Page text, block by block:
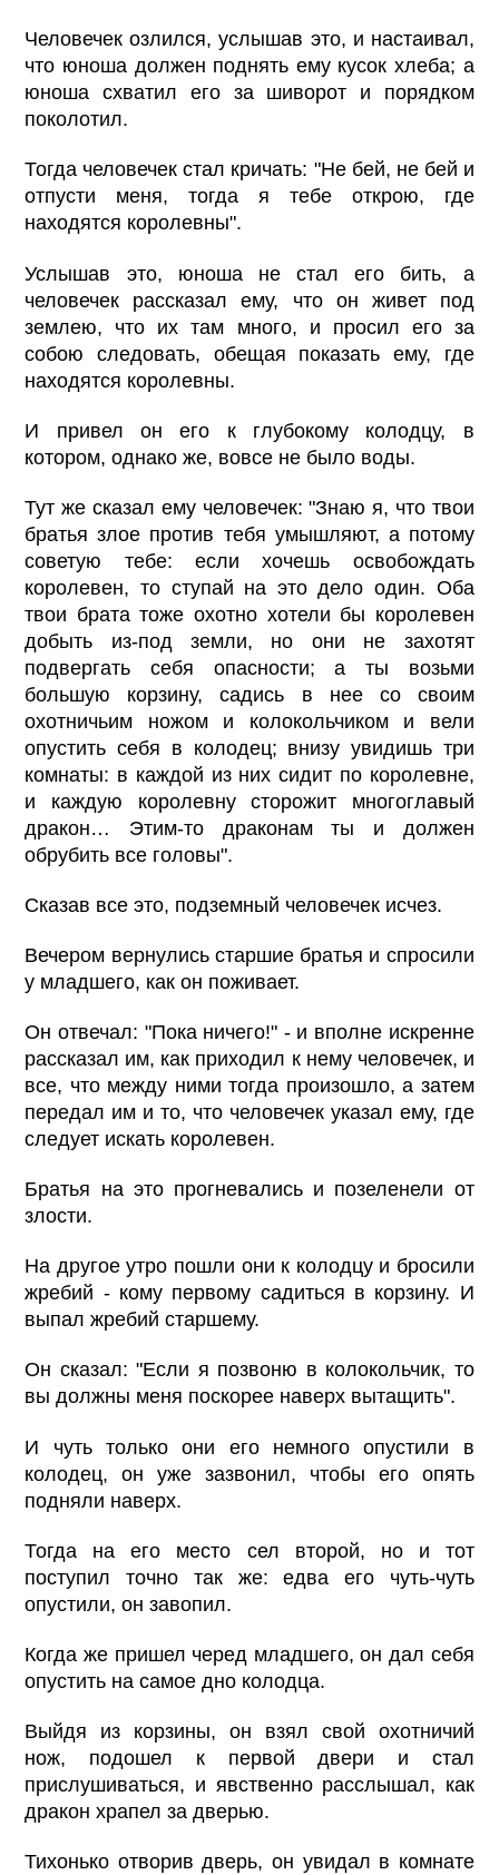
Человечек озлился, услышав это, и настаивал,
что юноша должен поднять ему кусок хлеба; а
юноша схватил его за шиворот и порядком
поколотил.
Тогда человечек стал кричать: "Не бей, не бей и
отпусти меня, тогда я тебе открою, где
находятся королевны".
Услышав это, юноша не стал его бить, а
человечек рассказал ему, что он живет под
землею, что их там много, и просил его за
собою следовать, обещая показать ему, где
находятся королевны.
И привел он его к глубокому колодцу, в
котором, однако же, вовсе не было воды.
Тут же сказал ему человечек: "Знаю я, что твои
братья злое против тебя умышляют, а потому
советую тебе: если хочешь освобождать
королевен, то ступай на это дело один. Оба
твои брата тоже охотно хотели бы королевен
добыть из-под земли, но они не захотят
подвергать себя опасности; а ты возьми
большую корзину, садись в нее со своим
охотничьим ножом и колокольчиком и вели
опустить себя в колодец; внизу увидишь три
комнаты: в каждой из них сидит по королевне,
и каждую королевну сторожит многоглавый
дракон… Этим-то драконам ты и должен
обрубить все головы".
Сказав все это, подземный человечек исчез.
Вечером вернулись старшие братья и спросили
у младшего, как он поживает.
Он отвечал: "Пока ничего!" - и вполне искренне
рассказал им, как приходил к нему человечек, и
все, что между ними тогда произошло, а затем
передал им и то, что человечек указал ему, где
следует искать королевен.
Братья на это прогневались и позеленели от
злости.
На другое утро пошли они к колодцу и бросили
жребий - кому первому садиться в корзину. И
выпал жребий старшему.
Он сказал: "Если я позвоню в колокольчик, то
вы должны меня поскорее наверх вытащить".
И чуть только они его немного опустили в
колодец, он уже зазвонил, чтобы его опять
подняли наверх.
Тогда на его место сел второй, но и тот
поступил точно так же: едва его чуть-чуть
опустили, он завопил.
Когда же пришел черед младшего, он дал себя
опустить на самое дно колодца.
Выйдя из корзины, он взял свой охотничий
нож, подошел к первой двери и стал
прислушиваться, и явственно расслышал, как
дракон храпел за дверью.
Тихонько отворив дверь, он увидал в комнате